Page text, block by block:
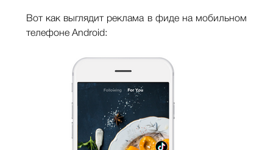
Вот как выглядит реклама в фиде на мобильном
телефоне Android: